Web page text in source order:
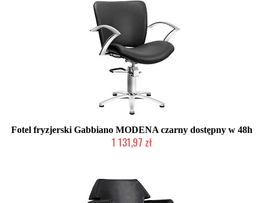
Fotel fryzjerski Gabbiano MODENA czarny dostępny w 48h
1 131,97 zł